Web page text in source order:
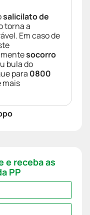
salicilato de
torna a
Em caso de
socorro
bula do
para 0800
mais
e receba as
PP